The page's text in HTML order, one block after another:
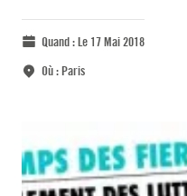
Quand :Le 17 Mai 2018
Où :Paris